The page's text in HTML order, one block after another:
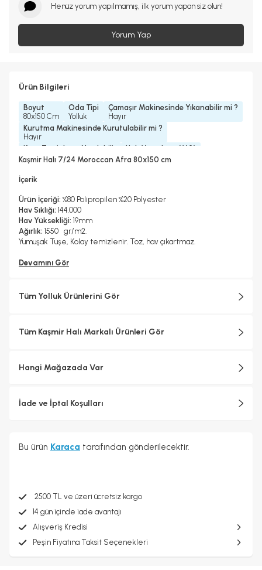
Henüz yorum yapılmamış, ilk yorum yapan siz olun!
Yorum Yap
Ürün Bilgileri
Boyut
80x150 Cm
Oda Tipi
Yolluk
Çamaşır Makinesinde Yıkanabilir mi ?
Hayır
Kurutma Makinesinde Kurutulabilir mi ?
Hayır
Kuru Temizleme Yapılabilir
Hayır
Halı Metrekare (M2)
1, 2
Kaşmir Halı 7/24 Moroccan Afra 80x150 cm
İçerik
Ürün İçeriği: %80 Polipropilen %20 Polyester
Hav Sıklığı: 144.000
Hav Yüksekliği: 19mm
Ağırlık: 1550 gr/m2.
Yumuşak Tuşe, Kolay temizlenir. Toz, hav çıkartmaz.
Devamını Gör
Tüm Yolluk Ürünlerini Gör
Tüm Kaşmir Halı Markalı Ürünleri Gör
Hangi Mağazada Var
İade ve İptal Koşulları
Bu ürün Karaca tarafından gönderilecektir.
2500 TL ve üzeri ücretsiz kargo
14 gün içinde iade avantajı
Alışveriş Kredisi
Peşin Fiyatına Taksit Seçenekleri